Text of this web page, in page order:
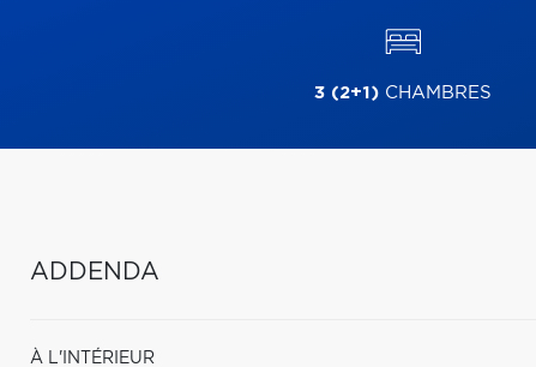
3 (2+1) CHAMBRES
ADDENDA
À L'INTÉRIEUR